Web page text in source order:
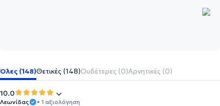
Όλες (148)Θετικές (148)Ουδέτερες (0)Αρνητικές (0)
10.0
Λεωνίδας • 1 αξιολόγηση